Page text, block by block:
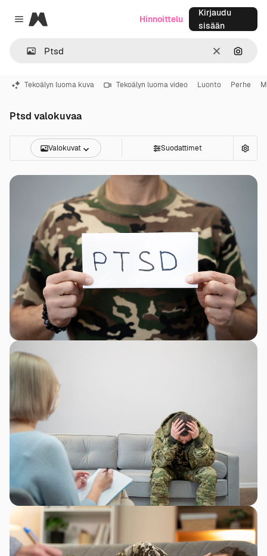
Close menu
Magnific
SelkeäHae
Hinnoittelu
Kirjaudu
sisään
Tekoälyn luoma kuva Tekoälyn luoma video Luonto Perhe
Ptsd valokuvaa
Valokuvat Suodattimet